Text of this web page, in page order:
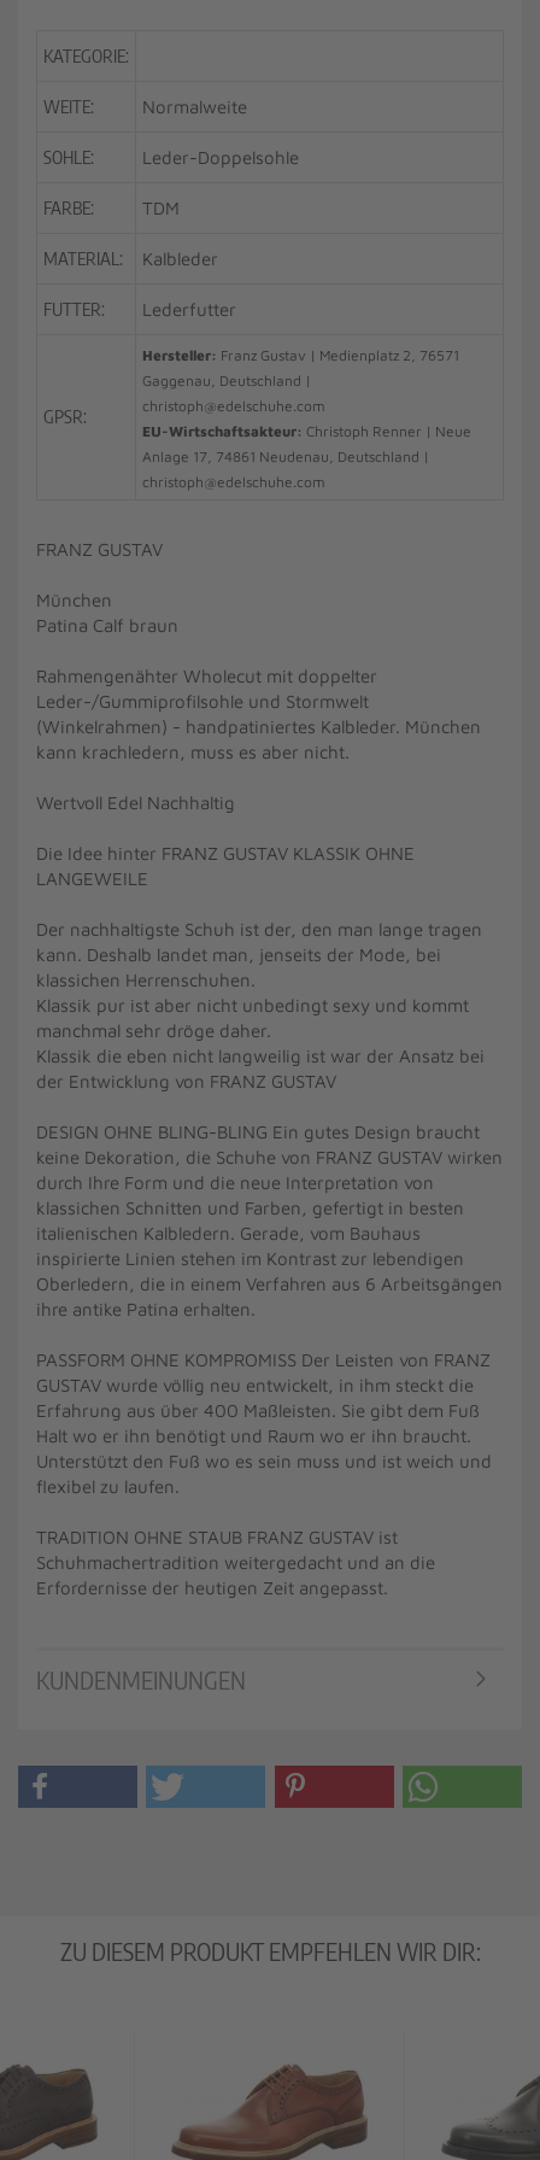
KATEGORIE:
WEITE: Normalweite
SOHLE: Leder-Doppelsohle
FARBE: TDM
MATERIAL: Kalbleder
FUTTER: Lederfutter
GPSR:
Hersteller: Franz Gustav | Medienplatz 2, 76571
Gaggenau, Deutschland |
christoph@edelschuhe.com
EU-Wirtschaftsakteur: Christoph Renner | Neue
Anlage 17, 74861 Neudenau, Deutschland |
christoph@edelschuhe.com
FRANZ GUSTAV
München
Patina Calf braun
Rahmengenähter Wholecut mit doppelter
Leder-/Gummiprofilsohle und Stormwelt
(Winkelrahmen) - handpatiniertes Kalbleder. München
kann krachledern, muss es aber nicht.
Wertvoll Edel Nachhaltig
Die Idee hinter FRANZ GUSTAV KLASSIK OHNE
LANGEWEILE
Der nachhaltigste Schuh ist der, den man lange tragen
kann. Deshalb landet man, jenseits der Mode, bei
klassichen Herrenschuhen.
Klassik pur ist aber nicht unbedingt sexy und kommt
manchmal sehr dröge daher.
Klassik die eben nicht langweilig ist war der Ansatz bei
der Entwicklung von FRANZ GUSTAV
DESIGN OHNE BLING-BLING Ein gutes Design braucht
keine Dekoration, die Schuhe von FRANZ GUSTAV wirken
durch Ihre Form und die neue Interpretation von
klassichen Schnitten und Farben, gefertigt in besten
italienischen Kalbledern. Gerade, vom Bauhaus
inspirierte Linien stehen im Kontrast zur lebendigen
Oberledern, die in einem Verfahren aus 6 Arbeitsgängen
ihre antike Patina erhalten.
PASSFORM OHNE KOMPROMISS Der Leisten von FRANZ
GUSTAV wurde völlig neu entwickelt, in ihm steckt die
Erfahrung aus über 400 Maßleisten. Sie gibt dem Fuß
Halt wo er ihn benötigt und Raum wo er ihn braucht.
Unterstützt den Fuß wo es sein muss und ist weich und
flexibel zu laufen.
TRADITION OHNE STAUB FRANZ GUSTAV ist
Schuhmachertradition weitergedacht und an die
Erfordernisse der heutigen Zeit angepasst.
KUNDENMEINUNGEN
ZU DIESEM PRODUKT EMPFEHLEN WIR DIR: